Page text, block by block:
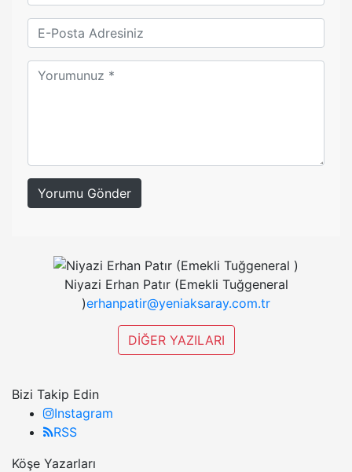
Yorumu Gönder
Niyazi Erhan Patır (Emekli Tuğgeneral
)erhanpatir@yeniaksaray.com.tr
DİĞER YAZILARI
Bizi Takip Edin
Instagram
RSS
Köşe Yazarları